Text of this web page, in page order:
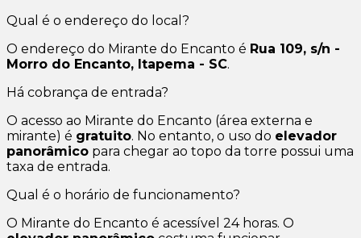
Qual é o endereço do local?
O endereço do Mirante do Encanto é Rua 109, s/n -
Morro do Encanto, Itapema - SC.
Há cobrança de entrada?
O acesso ao Mirante do Encanto (área externa e
mirante) é gratuito. No entanto, o uso do elevador
panorâmico para chegar ao topo da torre possui uma
taxa de entrada.
Qual é o horário de funcionamento?
O Mirante do Encanto é acessível 24 horas. O